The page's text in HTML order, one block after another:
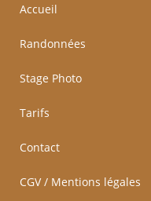
Accueil
Randonnées
Stage Photo
Tarifs
Contact
CGV / Mentions légales